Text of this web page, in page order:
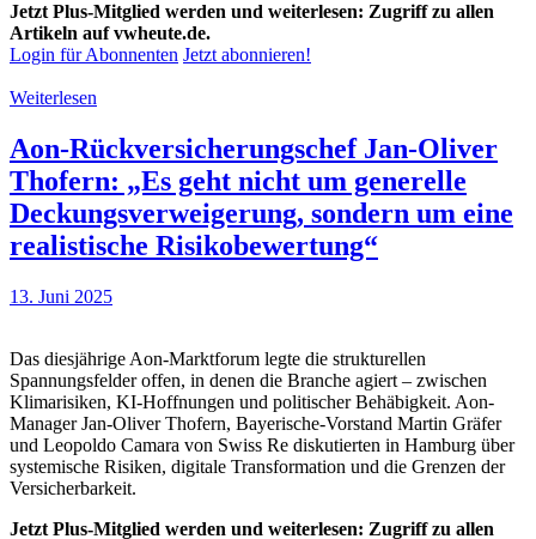
Jetzt Plus-Mitglied werden und weiterlesen: Zugriff zu allen
Artikeln auf vwheute.de.
Login für Abonnenten Jetzt abonnieren!
Weiterlesen
Aon-Rückversicherungschef Jan-Oliver
Thofern: „Es geht nicht um generelle
Deckungsverweigerung, sondern um eine
realistische Risikobewertung“
13. Juni 2025
Das diesjährige Aon-Marktforum legte die strukturellen
Spannungsfelder offen, in denen die Branche agiert – zwischen
Klimarisiken, KI-Hoffnungen und politischer Behäbigkeit. Aon-
Manager Jan-Oliver Thofern, Bayerische-Vorstand Martin Gräfer
und Leopoldo Camara von Swiss Re diskutierten in Hamburg über
systemische Risiken, digitale Transformation und die Grenzen der
Versicherbarkeit.
Jetzt Plus-Mitglied werden und weiterlesen: Zugriff zu allen